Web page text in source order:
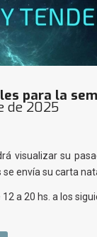
para la
de 2025
visualizar su
envía su carta
a 20 hs. a los